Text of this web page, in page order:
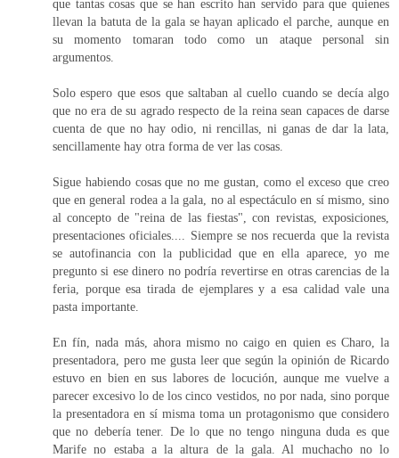
que tantas cosas que se han escrito han servido para que quienes
llevan la batuta de la gala se hayan aplicado el parche, aunque en
su momento tomaran todo como un ataque personal sin
argumentos.
Solo espero que esos que saltaban al cuello cuando se decía algo
que no era de su agrado respecto de la reina sean capaces de darse
cuenta de que no hay odio, ni rencillas, ni ganas de dar la lata,
sencillamente hay otra forma de ver las cosas.
Sigue habiendo cosas que no me gustan, como el exceso que creo
que en general rodea a la gala, no al espectáculo en sí mismo, sino
al concepto de "reina de las fiestas", con revistas, exposiciones,
presentaciones oficiales.... Siempre se nos recuerda que la revista
se autofinancia con la publicidad que en ella aparece, yo me
pregunto si ese dinero no podría revertirse en otras carencias de la
feria, porque esa tirada de ejemplares y a esa calidad vale una
pasta importante.
En fín, nada más, ahora mismo no caigo en quien es Charo, la
presentadora, pero me gusta leer que según la opinión de Ricardo
estuvo en bien en sus labores de locución, aunque me vuelve a
parecer excesivo lo de los cinco vestidos, no por nada, sino porque
la presentadora en sí misma toma un protagonismo que considero
que no debería tener. De lo que no tengo ninguna duda es que
Marife no estaba a la altura de la gala. Al muchacho no lo